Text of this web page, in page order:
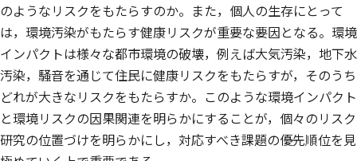
のようなリスクをもたらすのか。また，個人の生存にとって
は，環境汚染がもたらす健康リスクが重要な要因となる。環境
インパクトは様々な都市環境の破壊，例えば大気汚染，地下水
汚染，騒音を通じて住民に健康リスクをもたらすが，そのうち
どれが大きなリスクをもたらすか。このような環境インパクト
と環境リスクの因果関連を明らかにすることが，個々のリスク
研究の位置づけを明らかにし，対応すべき課題の優先順位を見